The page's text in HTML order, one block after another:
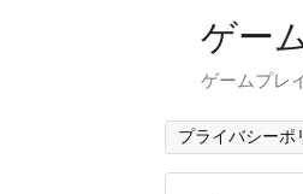
ゲー
ゲームプレ
プライバシーポ